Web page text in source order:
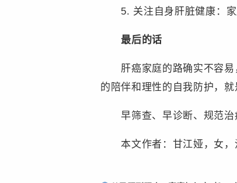
5. 关注自身肝脏健康：家
最后的话
肝癌家庭的路确实不容易
的陪伴和理性的自我防护，就
早筛查、早诊断、规范治
本文作者：甘江娅，女，